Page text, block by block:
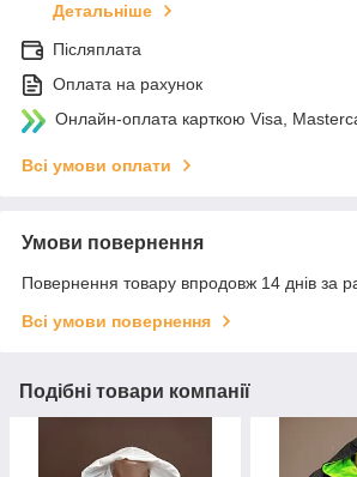
Детальніше
Післяплата
Оплата на рахунок
Онлайн-оплата карткою Visa,
Всі умови оплати
Умови повернення
Повернення товару впродовж 14 днів за
Всі умови повернення
Подібні товари компанії